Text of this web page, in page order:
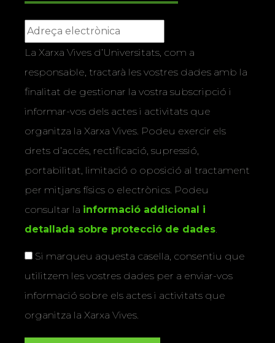
La Xarxa Vives d’Universitats, com a
responsable, tractarà les vostres dades amb la
finalitat de gestionar la vostra subscripció i
informar-vos dels actes i activitats que
organitza la Xarxa Vives. Podeu exercir els
drets d’accés, rectificació, supressió,
portabilitat, limitació o oposició al tractament
per mitjans físics o electrònics. Podeu
consultar la informació addicional i
detallada sobre protecció de dades.
Si marqueu aquesta casella, consentiu que
utilitzem les vostres dades per a enviar-vos
informació sobre els actes i activitats que
organitza la Xarxa Vives.